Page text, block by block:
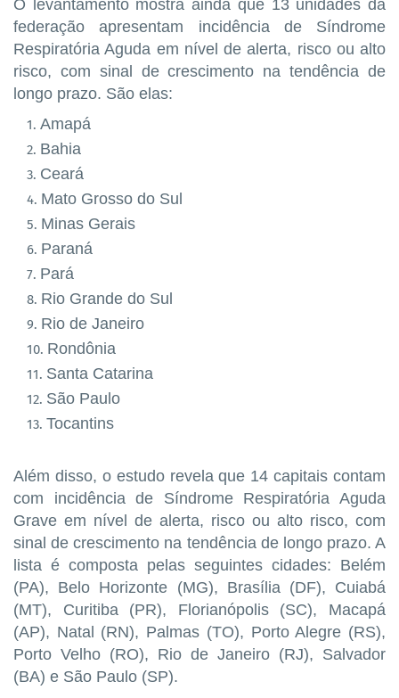
O levantamento mostra ainda que 13 unidades da
federação apresentam incidência de Síndrome
Respiratória Aguda em nível de alerta, risco ou alto
risco, com sinal de crescimento na tendência de
longo prazo. São elas:
Amapá
Bahia
Ceará
Mato Grosso do Sul
Minas Gerais
Paraná
Pará
Rio Grande do Sul
Rio de Janeiro
Rondônia
Santa Catarina
São Paulo
Tocantins
Além disso, o estudo revela que 14 capitais contam
com incidência de Síndrome Respiratória Aguda
Grave em nível de alerta, risco ou alto risco, com
sinal de crescimento na tendência de longo prazo. A
lista é composta pelas seguintes cidades: Belém
(PA), Belo Horizonte (MG), Brasília (DF), Cuiabá
(MT), Curitiba (PR), Florianópolis (SC), Macapá
(AP), Natal (RN), Palmas (TO), Porto Alegre (RS),
Porto Velho (RO), Rio de Janeiro (RJ), Salvador
(BA) e São Paulo (SP).